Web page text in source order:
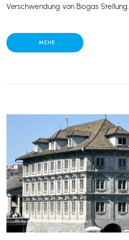
Verschwendung von Biogas Stellung.
MEHR ...